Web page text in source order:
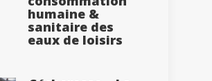
humaine &
sanitaire des
eaux de loisirs